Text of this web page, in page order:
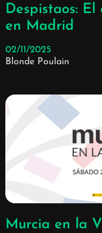
Despistaos:
en Madrid
02/11/2025
Blonde Poulain
Murcia en la